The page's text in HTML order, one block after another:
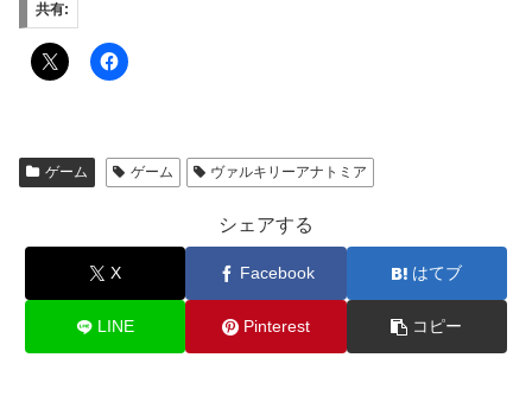
共有:
ゲーム ゲーム ヴァルキリーアナトミア
シェアする
X Facebook はてブ
LINE Pinterest コピー